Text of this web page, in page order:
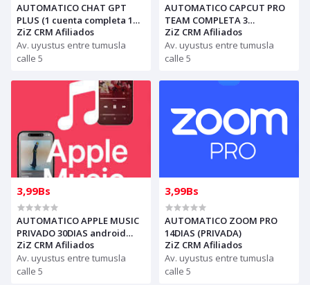
AUTOMATICO CHAT GPT
PLUS (1 cuenta completa 1
mes) 8 A 10 DISP- ChatGPT -
GLOBAL
ZiZ CRM Afiliados
Av. uyustus entre tumusla
calle 5
AUTOMATICO CAPCUT PRO
TEAM COMPLETA 3
dispositivo 30 DIAS PARA
REVENDEDORES(solo con
creditos puede comprar)
ZiZ CRM Afiliados
Av. uyustus entre tumusla
calle 5
3,99Bs
AUTOMATICO APPLE MUSIC
PRIVADO 30DIAS android
IPHONE ENVIAR CODIGO A
AGENTE
ZiZ CRM Afiliados
Av. uyustus entre tumusla
calle 5
3,99Bs
AUTOMATICO ZOOM PRO
14DIAS (PRIVADA)
ZiZ CRM Afiliados
Av. uyustus entre tumusla
calle 5